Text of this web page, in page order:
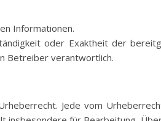
Informationen.
oder Exaktheit der
Betreiber verantwortlich.
Jede vom